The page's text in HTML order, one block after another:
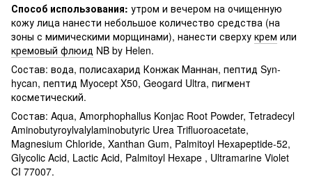
Способ использования: утром и вечером на очищенную
кожу лица нанести небольшое количество средства (на
зоны с мимическими морщинами), нанести сверху крем или
кремовый флюид NB by Helen.
Состав: вода, полисахарид Конжак Маннан, пептид Syn-
hycan, пептид Myocept X50, Geogard Ultra, пигмент
косметический.
Состав: Aqua, Amorphophallus Konjac Root Powder, Tetradecyl
Aminobutyroylvalylaminobutyric Urea Trifluoroacetate,
Magnesium Chloride, Xanthan Gum, Palmitoyl Hexapeptide-52,
Glycolic Acid, Lactic Acid, Palmitoyl Hexape , Ultramarine Violet
CI 77007.